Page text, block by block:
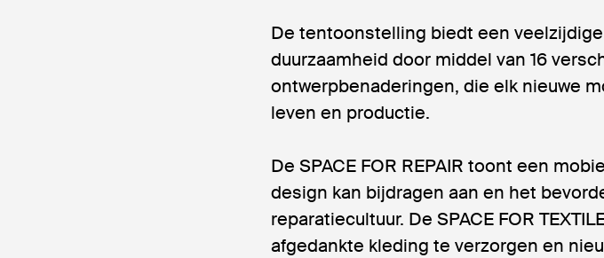
De tentoonstelling biedt een
duurzaamheid door middel van 16
ontwerpbenaderingen, die elk nieuwe
leven en productie.
De SPACE FOR REPAIR toont een
design kan bijdragen aan en het
reparatiecultuur. De SPACE FOR
afgedankte kleding te verzorgen en